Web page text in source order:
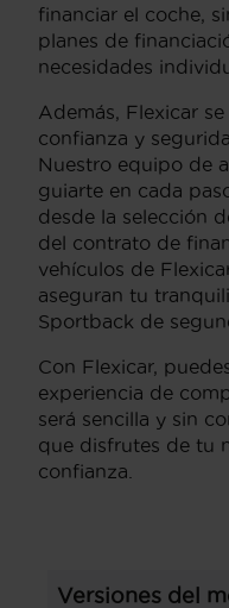
financiar el coche,
planes de
necesidades
Además, Flexicar
confianza y
Nuestro equipo de
guiarte en cada
desde la selección
del contrato de
vehículos de
aseguran tu
Sportback de
Con Flexicar,
experiencia de
será sencilla y sin
que disfrutes de tu
confianza.
Versiones del